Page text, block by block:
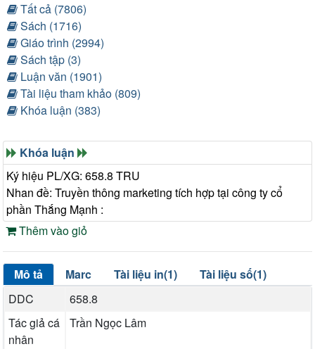
Tất cả (7806)
Sách (1716)
Giáo trình (2994)
Sách tập (3)
Luận văn (1901)
Tài liệu tham khảo (809)
Khóa luận (383)
Khóa luận
Ký hiệu PL/XG: 658.8 TRU
Nhan đề: Truyền thông marketing tích hợp tại công ty cổ
phần Thắng Mạnh :
Thêm vào giỏ
Mô tả Marc Tài liệu in(1)
Tài liệu số(1)
DDC
658.8
Tác giả cá
nhân
Trần Ngọc Lâm